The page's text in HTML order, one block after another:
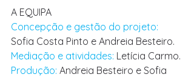
A EQUIPA
Concepção e gestão do projeto:
Sofia Costa Pinto e Andreia Besteiro.
Mediação e atividades: Letícia Carmo.
Produção: Andreia Besteiro e Sofia